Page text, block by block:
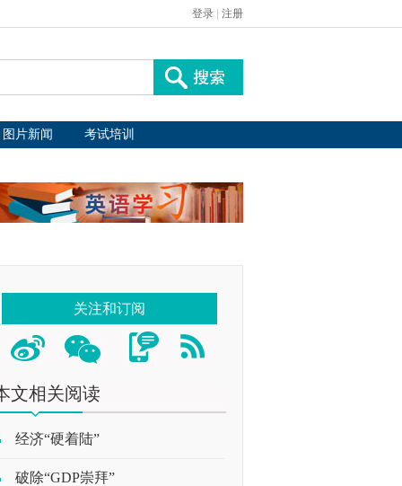
登录 注册
图片新闻 考试培训
关注和订阅
文相关阅读
经济“硬着陆”
破除“GDP崇拜”